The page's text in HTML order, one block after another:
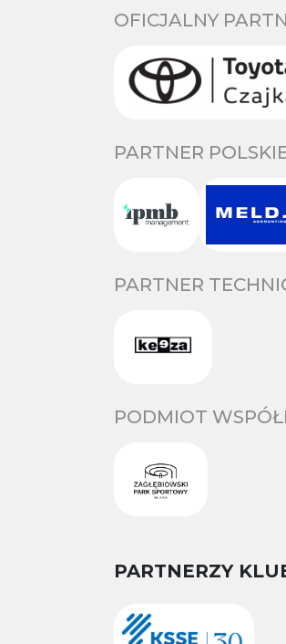
OFICJALNY
PARTNER
PARTNER
PODMIOT
PARTNERZY